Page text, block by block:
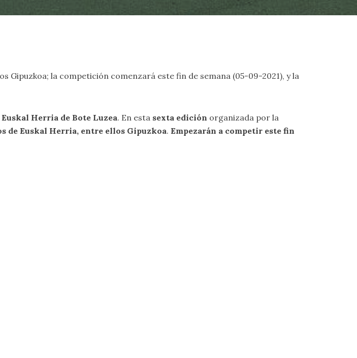
Gipuzkoa; la competición comenzará este fin de semana (05-09-2021), y la
Herria de Bote Luzea. En esta sexta edición organizada por la
de Euskal Herria, entre ellos Gipuzkoa. Empezarán a competir este fin